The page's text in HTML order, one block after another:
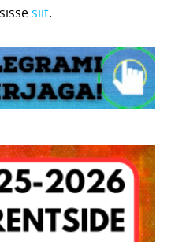
siit.